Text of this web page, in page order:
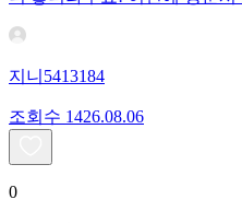
지니5413184
조회수 1426.08.06
0